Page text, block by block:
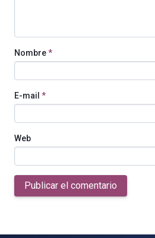
Nombre*
E-mail *
Web
Publicar el comentario